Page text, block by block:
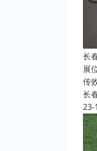
长
展
传
长
23-